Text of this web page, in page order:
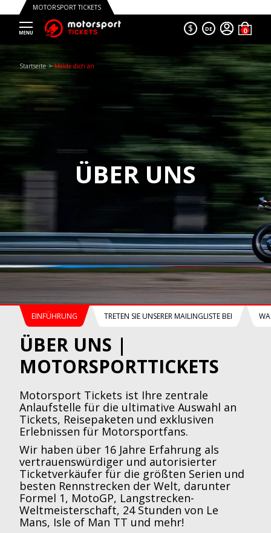
MOTORSPORT TICKETS
$ DE
Trustpilot
Startseite Melde dich an
ÜBER UNS
EINFÜHRUNG TRETEN SIE UNSERER MAILINGLISTE BEI
ÜBER UNS |
MOTORSPORTTICKETS
Motorsport Tickets ist Ihre zentrale
Anlaufstelle für die ultimative Auswahl an
Tickets, Reisepaketen und exklusiven
Erlebnissen für Motorsportfans.
Wir haben über 16 Jahre Erfahrung als
vertrauenswürdiger und autorisierter
Ticketverkäufer für die größten Serien und
besten Rennstrecken der Welt, darunter
Formel 1, MotoGP, Langstrecken-
Weltmeisterschaft, 24 Stunden von Le
Mans, Isle of Man TT und mehr!